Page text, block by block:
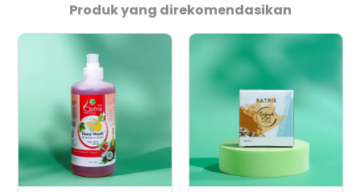
Produk yang direkomendasikan